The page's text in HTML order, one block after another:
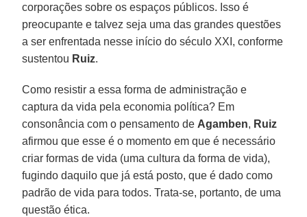
corporações sobre os espaços públicos. Isso é
preocupante e talvez seja uma das grandes questões
a ser enfrentada nesse início do século XXI, conforme
sustentou Ruiz.
Como resistir a essa forma de administração e
captura da vida pela economia política? Em
consonância com o pensamento de Agamben, Ruiz
afirmou que esse é o momento em que é necessário
criar formas de vida (uma cultura da forma de vida),
fugindo daquilo que já está posto, que é dado como
padrão de vida para todos. Trata-se, portanto, de uma
questão ética.